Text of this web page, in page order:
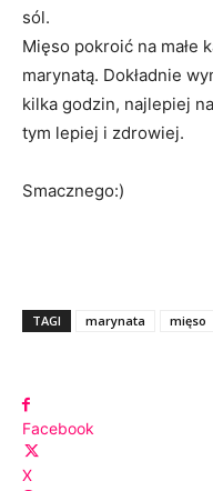
sól.
Mięso pokroić na małe
marynatą. Dokładnie
kilka godzin, najlepiej
tym lepiej i zdrowiej.
Smacznego:)
TAGI marynata mięso
Facebook
X